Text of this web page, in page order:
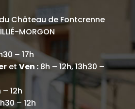
Château de Fontcrenne
MORGON
– 17h
etVen :8h – 12h, 13h30 –
12h
– 12h